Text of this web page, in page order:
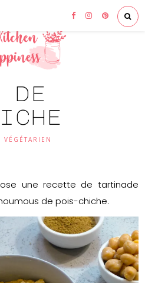
de
VÉGÉTARIEN
une recette de tartinade
de pois-chiche.